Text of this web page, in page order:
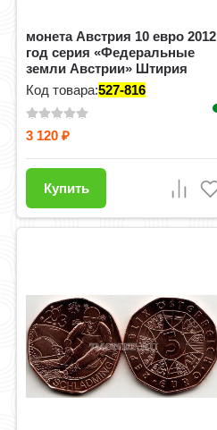
монета Австрия 10 евро 2012
год серия «Федеральные
земли Австрии» Штирия
Код товара:527-816
3 120₽
Купить